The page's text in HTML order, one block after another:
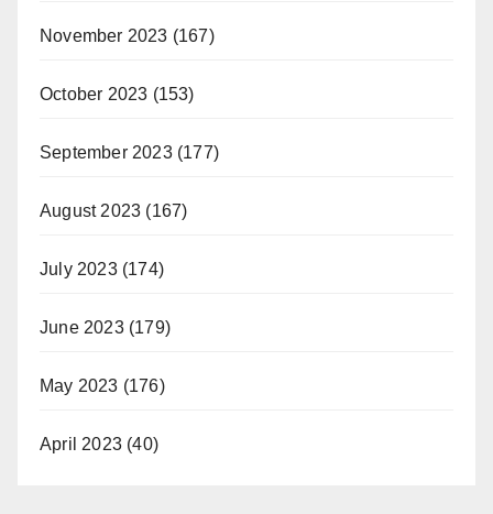
November 2023 (167)
October 2023 (153)
September 2023(177)
August 2023 (167)
July 2023(174)
June 2023(179)
May 2023 (176)
April 2023 (40)